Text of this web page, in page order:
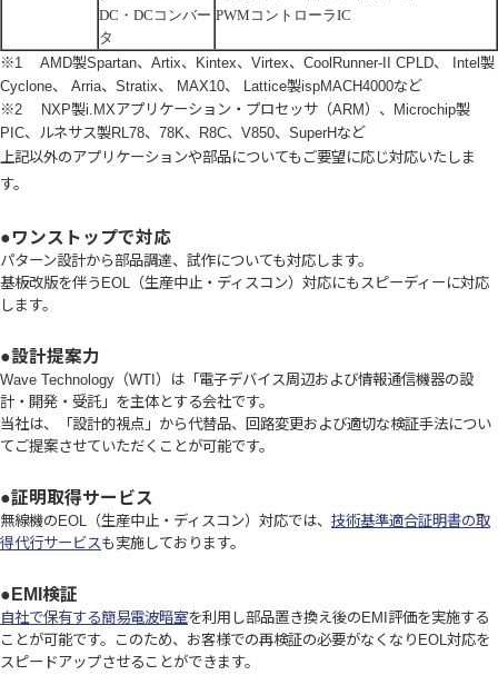
DC ・ DC コンバー
タ
PWM コントローラIC
※1 AMD製Spartan、Artix、Kintex、Virtex、CoolRunner-II CPLD、 Intel製
Cyclone、 Arria、Stratix、 MAX10、 Lattice製ispMACH4000など
※2 NXP製i.MXアプリケーション・プロセッサ（ARM）、Microchip製
PIC、ルネサス製RL78、78K、R8C、V850、SuperHなど
上記以外のアプリケーションや部品についてもご要望に応じ対応いたしま
す。
●ワンストップで対応
パターン設計から部品調達、試作についても対応します。
基板改版を伴うEOL（生産中止・ディスコン）対応にもスピーディーに対応
します。
●設計提案力
Wave Technology（WTI）は「電子デバイス周辺および情報通信機器の設
計・開発・受託」を主体とする会社です。
当社は、「設計的視点」から代替品、回路変更および適切な検証手法につい
てご提案させていただくことが可能です。
●証明取得サービス
無線機のEOL（生産中止・ディスコン）対応では、 技術基準適合証明書の取
得代行サービス も実施しております。
●EMI検証
自社で保有する簡易電波暗室を利用し部品置き換え後のEMI評価を実施する
ことが可能です。このため、お客様での再検証の必要がなくなりEOL対応を
スピードアップさせることができます。